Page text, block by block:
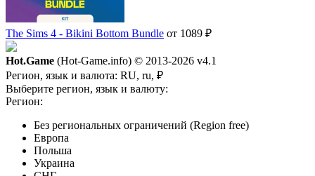
The Sims 4 - Bikini Bottom Bundle от 1089 ₽
Hot.Game (Hot-Game.info) © 2013-2026 v4.1
Регион, язык и валюта: RU, ru, ₽
Выберите регион, язык и валюту:
Регион:
Без региональных ограничений (Region free)
Европа
Польша
Украина